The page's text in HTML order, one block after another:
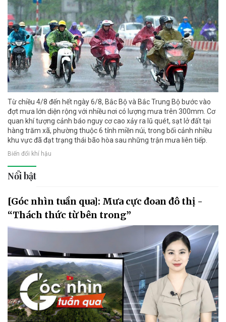
Từ chiều 4/8 đến hết ngày 6/8, Bắc Bộ và Bắc Trung Bộ bước vào
đợt mưa lớn diện rộng với nhiều nơi có lượng mưa trên 300mm. Cơ
quan khí tượng cảnh báo nguy cơ cao xảy ra lũ quét, sạt lở đất tại
hàng trăm xã, phường thuộc 6 tỉnh miền núi, trong bối cảnh nhiều
khu vực đã đạt trạng thái bão hòa sau những trận mưa liên tiếp.
Biến đổi khí hậu
Nổi bật
[Góc nhìn tuần qua]: Mưa cực đoan đô thị -
“Thách thức từ bên trong”